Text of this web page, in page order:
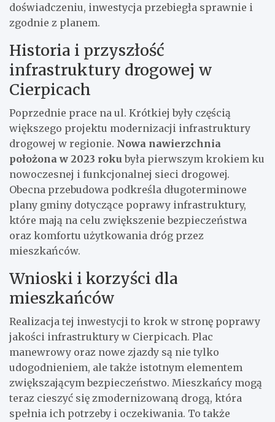
doświadczeniu, inwestycja przebiegła sprawnie i
zgodnie z planem.
Historia i przyszłość
infrastruktury drogowej w
Cierpicach
Poprzednie prace na ul. Krótkiej były częścią
większego projektu modernizacji infrastruktury
drogowej w regionie. Nowa nawierzchnia
położona w 2023 roku była pierwszym krokiem ku
nowoczesnej i funkcjonalnej sieci drogowej.
Obecna przebudowa podkreśla długoterminowe
plany gminy dotyczące poprawy infrastruktury,
które mają na celu zwiększenie bezpieczeństwa
oraz komfortu użytkowania dróg przez
mieszkańców.
Wnioski i korzyści dla
mieszkańców
Realizacja tej inwestycji to krok w stronę poprawy
jakości infrastruktury w Cierpicach. Plac
manewrowy oraz nowe zjazdy są nie tylko
udogodnieniem, ale także istotnym elementem
zwiększającym bezpieczeństwo. Mieszkańcy mogą
teraz cieszyć się zmodernizowaną drogą, która
spełnia ich potrzeby i oczekiwania. To także